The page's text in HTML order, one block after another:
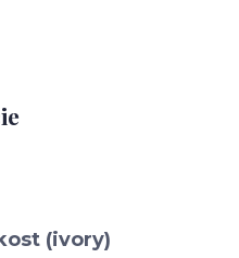
(ivory)